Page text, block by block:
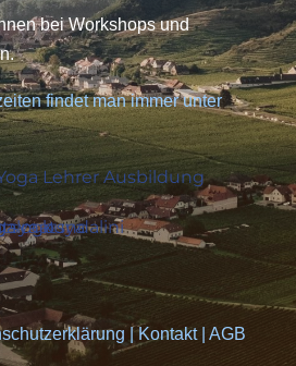
bei Workshops und
findet man immer unter
|Kontakt|AGB